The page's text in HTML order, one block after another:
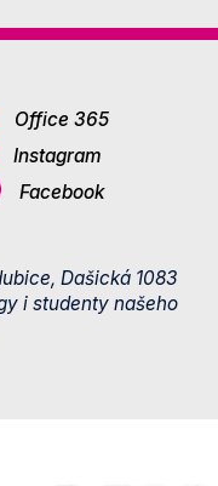
Office 365
Instagram
Facebook
Dašická 1083
i studenty našeho